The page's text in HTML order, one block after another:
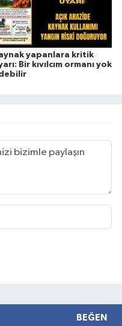
yapanlara kritik
Bir kıvılcım ormanı yok
BEĞEN